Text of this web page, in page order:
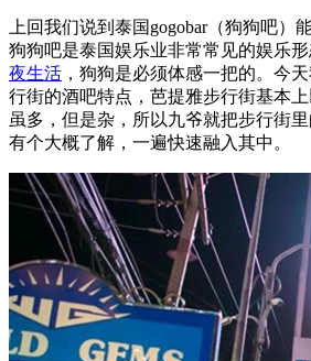
上回我们说到泰国gogobar（狗狗吧）
狗狗吧是泰国娱乐业非常常见的娱乐
夜生活 ，狗狗是必须体感一把的。今
行街的酒吧特点，芭提雅步行街基本
虽多，但是杂，所以九爷就把步行街
有个大概了解，一遍快速融入其中。